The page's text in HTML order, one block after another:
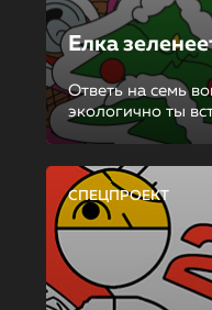
Елка
Ответь на семь
экологично ты
СПЕЦПРОЕКТ